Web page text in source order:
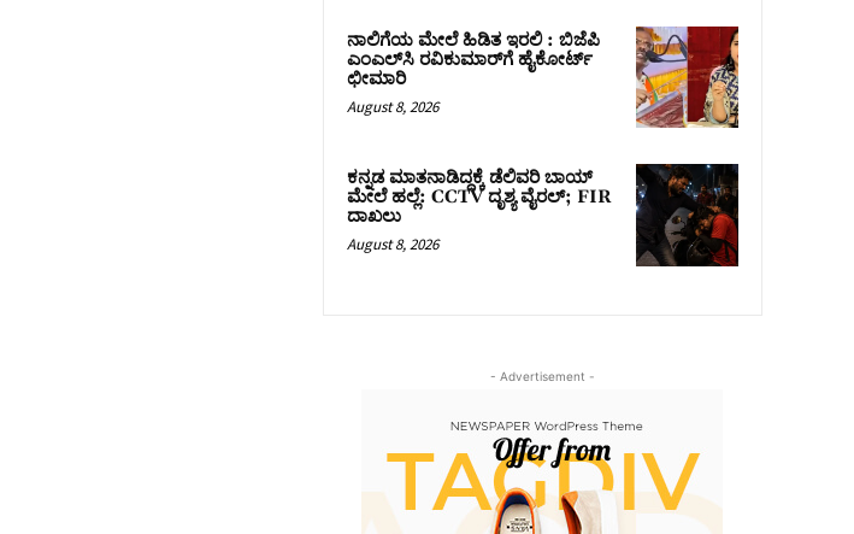
ನಾಲಿಗೆಯ ಮೇಲೆ ಹಿಡಿತ ಇರಲಿ : ಬಿಜೆಪಿ
ಎಂಎಲ್‌ಸಿ ರವಿಕುಮಾರ್‌ಗೆ ಹೈಕೋರ್ಟ್
ಛೀಮಾರಿ
August 8, 2026
ಕನ್ನಡ ಮಾತನಾಡಿದ್ದಕ್ಕೆ ಡೆಲಿವರಿ ಬಾಯ್
ಮೇಲೆ ಹಲ್ಲೆ: CCTV ದೃಶ್ಯ ವೈರಲ್; FIR
ದಾಖಲು
August 8, 2026
- Advertisement -